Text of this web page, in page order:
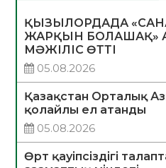
ҚЫЗЫЛОРДАДА
ЖАРҚЫН БОЛАШАҚ»
МӘЖІЛІС ӨТТІ
05.08.2026
Қазақстан Орталық
қолайлы ел атанды
05.08.2026
Өрт қауіпсіздігі